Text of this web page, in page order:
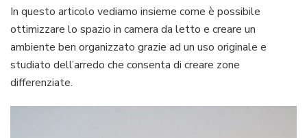
In questo articolo vediamo insieme come è possibile
ottimizzare lo spazio in camera da letto e creare un
ambiente ben organizzato grazie ad un uso originale e
studiato dell’arredo che consenta di creare zone
differenziate.